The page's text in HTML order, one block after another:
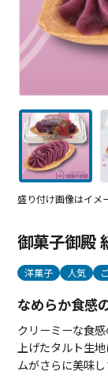
盛り付け画像はイメ
御菓子御殿
洋菓子 人気
なめらか食感
クリーミーな食
上げたタルト生
ムがさらに美味し